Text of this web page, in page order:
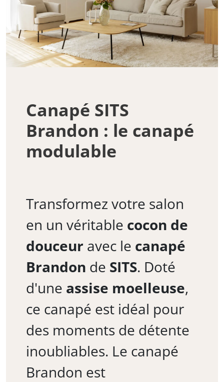
Canapé SITS
Brandon : le canapé
modulable
Transformez votre salon
en un véritable cocon de
douceur avec le canapé
Brandon de SITS. Doté
d'une assise moelleuse,
ce canapé est idéal pour
des moments de détente
inoubliables. Le canapé
Brandon est